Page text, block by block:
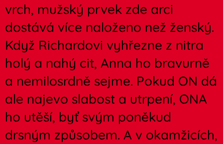
vrch, mužský prvek zde arci
dostává více naloženo než ženský.
Když Richardovi vyhřezne z nitra
holý a nahý cit, Anna ho bravurně
a nemilosrdně sejme. Pokud ON dá
ale najevo slabost a utrpení, ONA
ho utěší, byť svým poněkud
drsným způsobem. A v okamžicích,